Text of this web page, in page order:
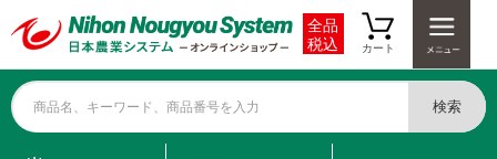
全品
税込
カート
商品名、キーワード、商品番号を入力 検索